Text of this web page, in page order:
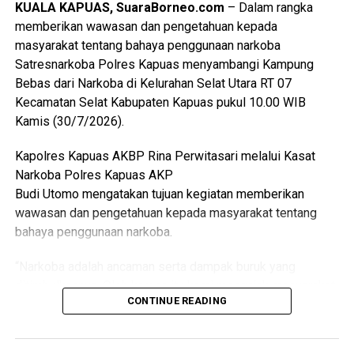
yang dibangun memiliki daya tahan yang baik dan dapat
dimanfaatkan masyarakat dalam jangka panjang,” ujarnya.
(Ujg/SB)
Views: 30
Bagikan ke
WhatsApp 0 Facebook 0
Messenger 0 Twitter/X 0
KUALA KAPUAS, SuaraBorneo.com – Dalam rangka
memberikan wawasan dan pengetahuan kepada
masyarakat tentang bahaya penggunaan narkoba
Satresnarkoba Polres Kapuas menyambangi Kampung
Bebas dari Narkoba di Kelurahan Selat Utara RT 07
Kecamatan Selat Kabupaten Kapuas pukul 10.00 WIB
Kamis (30/7/2026).
Kapolres Kapuas AKBP Rina Perwitasari melalui Kasat
Narkoba Polres Kapuas AKP
Budi Utomo mengatakan tujuan kegiatan memberikan
wawasan dan pengetahuan kepada masyarakat tentang
bahaya penggunaan narkoba.
ditimbulkannya. Oleh karena itu kami mengajak masyarakat
Untuk Tetap aktif membantu pihak kepolisian dalam
CONTINUE READING